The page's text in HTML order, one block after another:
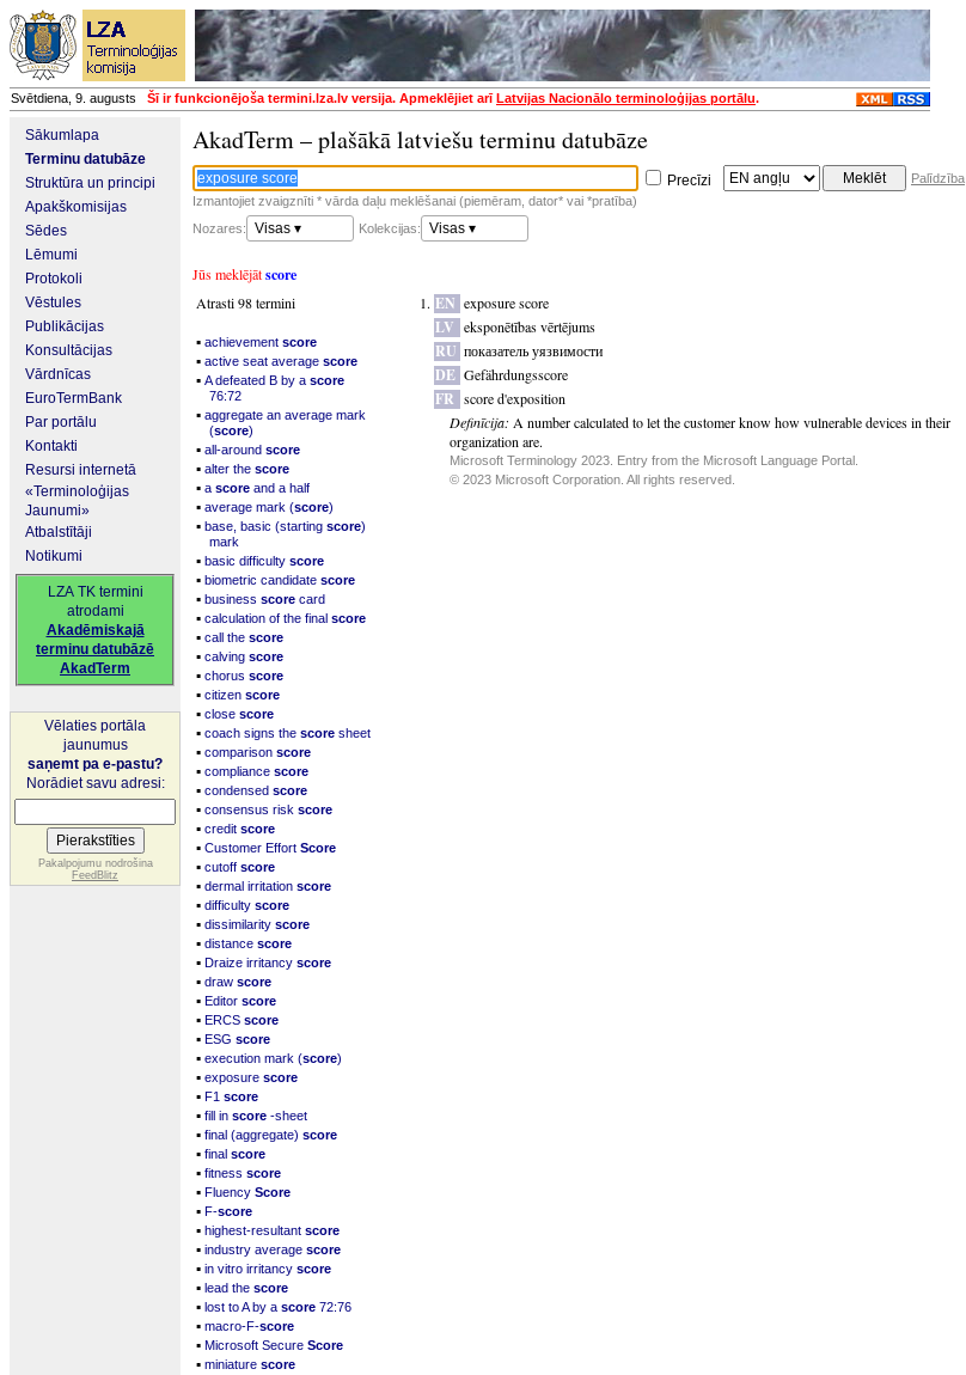
Svētdiena, 9. augusts Šī ir funkcionējoša termini.lza.lv versija. Apmeklējiet arīLatvijas Nacionālo terminoloģijas portālu.
Sākumlapa
Terminu datubāze
Struktūra un principi
Apakškomisijas
Sēdes
Lēmumi
Protokoli
Vēstules
Publikācijas
Konsultācijas
Vārdnīcas
EuroTermBank
Par portālu
Kontakti
Resursi internetā
«Terminoloģijas
Jaunumi»
Atbalstītāji
Notikumi
LZA TK termini
atrodami
Akadēmiskajā
terminu datubāzē
AkadTerm
Vēlaties portāla
jaunumus
saņemt pa e-pastu?
Norādiet savu adresi:
Pakalpojumu nodrošina
FeedBlitz
AkadTerm – plašākā latviešu terminu datubāze
Precīzi
Palīdzība
Izmantojiet zvaigznīti * vārda daļu meklēšanai (piemēram, dator* vai *pratība)
Nozares:
Visas ▾ Kolekcijas: Visas ▾
Jūs meklējātscore
Atrasti 98 termini
▪ achievement score
▪ active seat average score
▪ A defeated B by a score
76:72
▪ aggregate an average mark
(score)
▪ all-around score
▪ alter the score
▪ a score and a half
▪ average mark (score)
▪ base, basic (starting score)
mark
▪ basic difficulty score
▪ biometric candidate score
▪ business score card
▪ calculation of the final score
▪ call the score
▪ calving score
▪ chorus score
▪ citizen score
▪ close score
▪ coach signs the score sheet
▪ comparison score
▪ compliance score
▪ condensed score
▪ consensus risk score
▪ credit score
▪ Customer Effort Score
▪ cutoff score
▪ dermal irritation score
▪ difficulty score
▪ dissimilarity score
▪ distance score
▪ Draize irritancy score
▪ draw score
▪ Editor score
▪ ERCS score
▪ ESG score
▪ execution mark (score)
▪ exposure score
▪ F1 score
▪ fill in score -sheet
▪ final (aggregate) score
▪ final score
▪ fitness score
▪ Fluency Score
▪ F-score
▪ highest-resultant score
▪ industry average score
▪ in vitro irritancy score
▪ lead the score
▪ lost to A by a score 72:76
▪ macro-F-score
▪ Microsoft Secure Score
▪ miniature score
EN exposure score
LV eksponētības vērtējums
RU показатель уязвимости
DE Gefährdungsscore
FR score d'exposition
Definīcija: A number calculated to let the customer know how vulnerable devices in their
organization are.
Microsoft Terminology 2023. Entry from the Microsoft Language Portal.
© 2023 Microsoft Corporation. All rights reserved.